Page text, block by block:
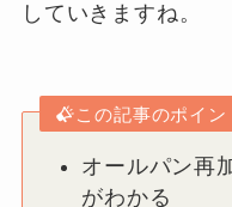
していきますね。
この記事のポイン
オールパン再
がわかる